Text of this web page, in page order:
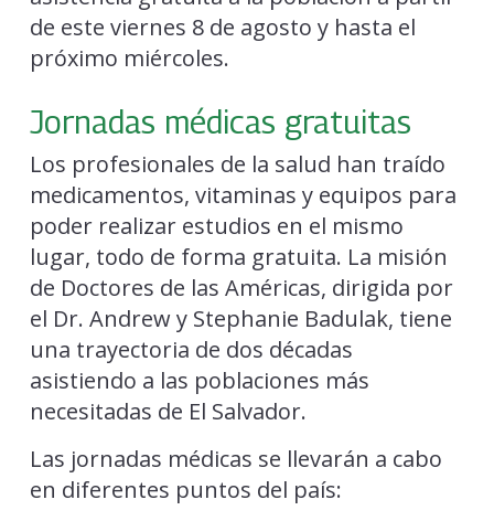
de este viernes 8 de agosto y hasta el
próximo miércoles.
Jornadas médicas gratuitas
Los profesionales de la salud han traído
medicamentos, vitaminas y equipos para
poder realizar estudios en el mismo
lugar, todo de forma gratuita. La misión
de Doctores de las Américas, dirigida por
el Dr. Andrew y Stephanie Badulak, tiene
una trayectoria de dos décadas
asistiendo a las poblaciones más
necesitadas de El Salvador.
Las jornadas médicas se llevarán a cabo
en diferentes puntos del país: